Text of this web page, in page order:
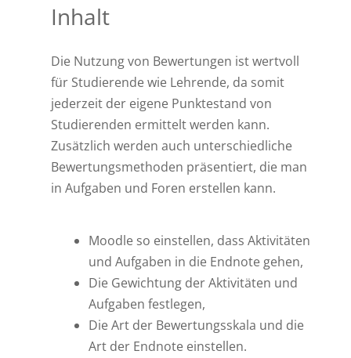
Inhalt
Die Nutzung von Bewertungen ist wertvoll
für Studierende wie Lehrende, da somit
jederzeit der eigene Punktestand von
Studierenden ermittelt werden kann.
Zusätzlich werden auch unterschiedliche
Bewertungsmethoden präsentiert, die man
in Aufgaben und Foren erstellen kann.
Moodle so einstellen, dass Aktivitäten
und Aufgaben in die Endnote gehen,
Die Gewichtung der Aktivitäten und
Aufgaben festlegen,
Die Art der Bewertungsskala und die
Art der Endnote einstellen.